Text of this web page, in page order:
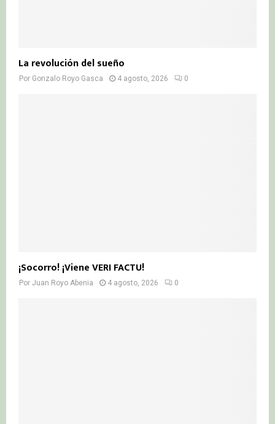
La revolución del sueño
Por Gonzalo Royo Gasca 4 agosto, 2026 0
¡Socorro! ¡Viene VERI FACTU!
Por Juan Royo Abenia 4 agosto, 2026 0